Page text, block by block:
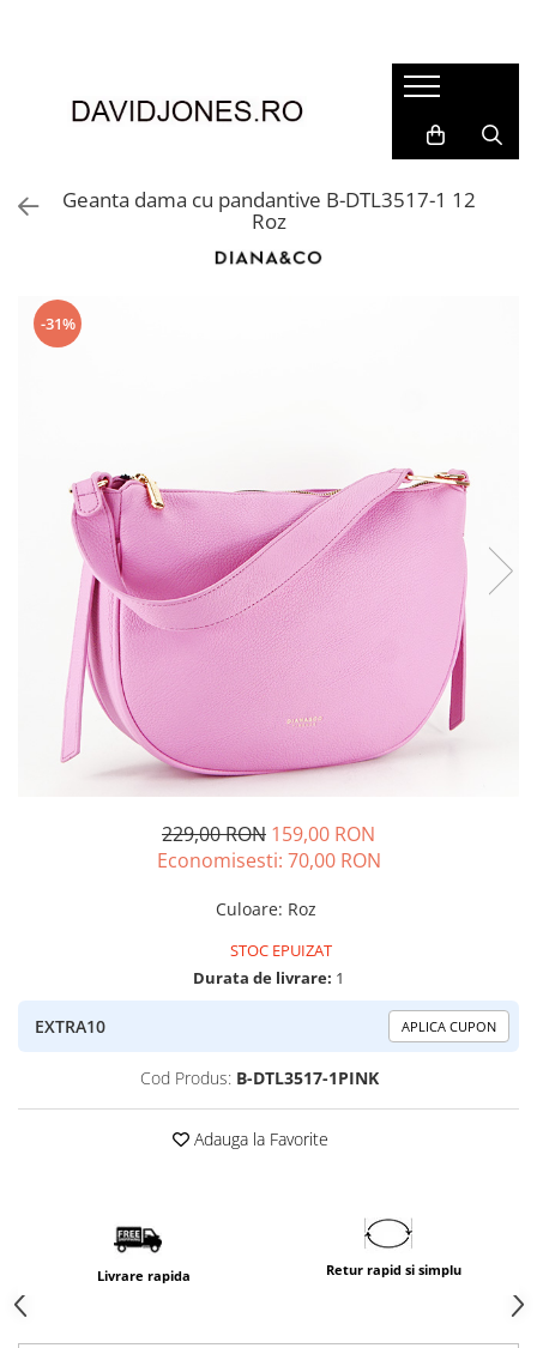
Accesorii
Genti din piele
Camasi si topuri
Incaltaminte
Geanta dama cu pandantive B-DTL3517-1 12
Roz
-31%
229,00 RON 159,00 RON
Economisesti: 70,00 RON
Culoare: Roz
STOC EPUIZAT
Durata de livrare: 1
EXTRA10 APLICA CUPON
Cod Produs: B-DTL3517-1PINK
Adauga la Favorite
Livrare rapida Retur rapid si simplu